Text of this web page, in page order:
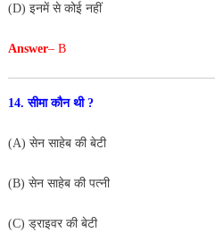
(D) इनमें से कोई नहीं
Answer– B
14. सीमा कौन थी ?
(A) सेन साहेब की बेटी
(B) सेन साहेब की पत्नी
(C) ड्राइवर की बेटी